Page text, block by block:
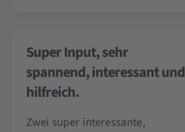
Super Input, sehr
spannend, interessant und
hilfreich.
Zwei super interessante,